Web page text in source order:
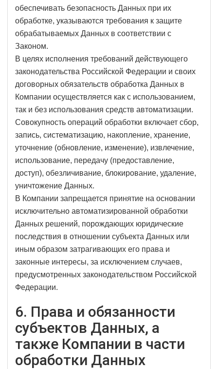
обеспечивать безопасность Данных при их
обработке, указываются требования к защите
обрабатываемых Данных в соответствии с
Законом.
В целях исполнения требований действующего
законодательства Российской Федерации и своих
договорных обязательств обработка Данных в
Компании осуществляется как с использованием,
так и без использования средств автоматизации.
Совокупность операций обработки включает сбор,
запись, систематизацию, накопление, хранение,
уточнение (обновление, изменение), извлечение,
использование, передачу (предоставление,
доступ), обезличивание, блокирование, удаление,
уничтожение Данных.
В Компании запрещается принятие на основании
исключительно автоматизированной обработки
Данных решений, порождающих юридические
последствия в отношении субъекта Данных или
иным образом затрагивающих его права и
законные интересы, за исключением случаев,
предусмотренных законодательством Российской
Федерации.
6. Права и обязанности
субъектов Данных, а
также Компании в части
обработки Данных